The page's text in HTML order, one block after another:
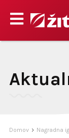
Domov Nagradna